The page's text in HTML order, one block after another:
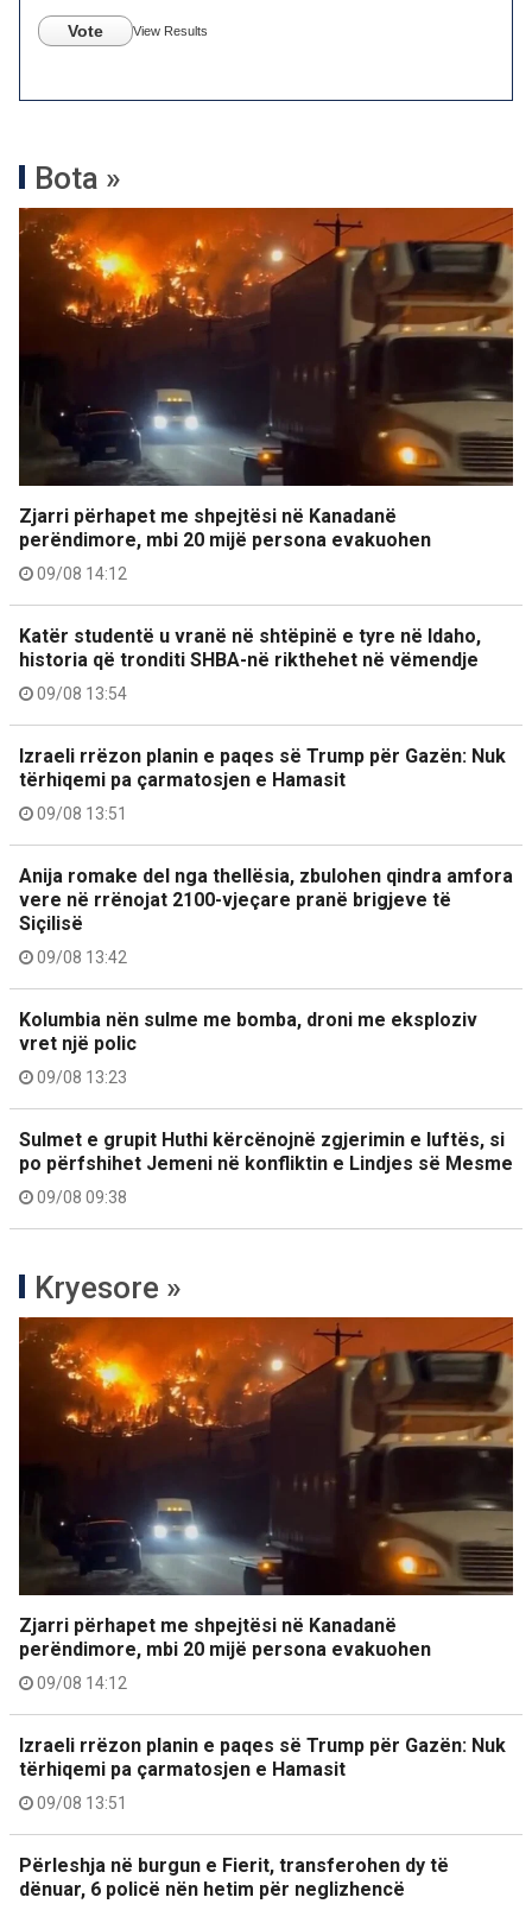
Vote View Results
Bota »
Zjarri përhapet me shpejtësi në Kanadanë
perëndimore, mbi 20 mijë persona evakuohen
09/08 14:12
Katër studentë u vranë në shtëpinë e tyre në Idaho,
historia që tronditi SHBA-në rikthehet në vëmendje
09/08 13:54
Izraeli rrëzon planin e paqes së Trump për Gazën: Nuk
tërhiqemi pa çarmatosjen e Hamasit
09/08 13:51
Anija romake del nga thellësia, zbulohen qindra amfora
vere në rrënojat 2100-vjeçare pranë brigjeve të
Siçilisë
09/08 13:42
Kolumbia nën sulme me bomba, droni me eksploziv
vret një polic
09/08 13:23
Sulmet e grupit Huthi kërcënojnë zgjerimin e luftës, si
po përfshihet Jemeni në konfliktin e Lindjes së Mesme
09/08 09:38
Kryesore »
Zjarri përhapet me shpejtësi në Kanadanë
perëndimore, mbi 20 mijë persona evakuohen
09/08 14:12
Izraeli rrëzon planin e paqes së Trump për Gazën: Nuk
tërhiqemi pa çarmatosjen e Hamasit
09/08 13:51
Përleshja në burgun e Fierit, transferohen dy të
dënuar, 6 policë nën hetim për neglizhencë